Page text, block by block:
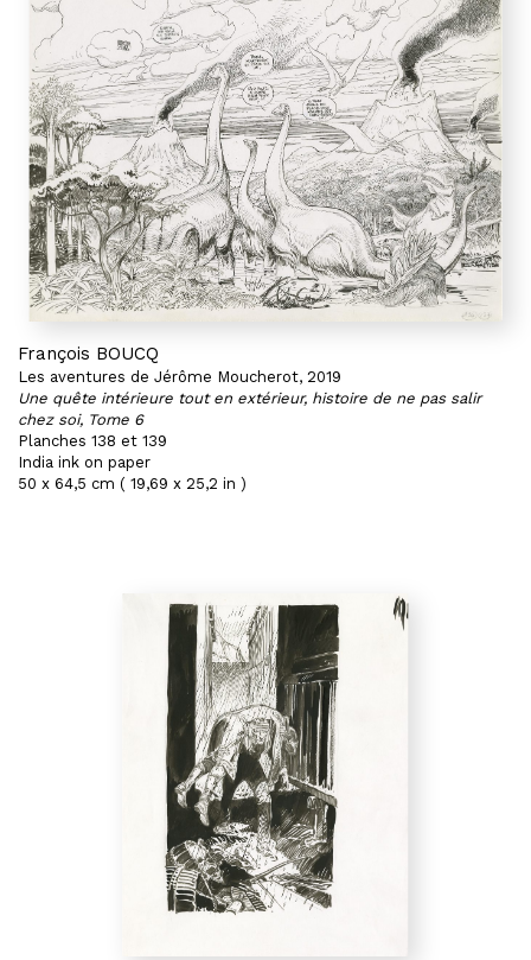
François BOUCQ
Les aventures de Jérôme Moucherot, 2019
Une quête intérieure tout en extérieur, histoire de ne pas salir
chez soi, Tome 6
Planches 138 et 139
India ink on paper
50 x 64,5 cm ( 19,69 x 25,2 in )